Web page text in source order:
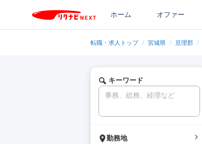
ホーム オファー
転職・求人トップ / 宮城県 / 亘理郡 /
キーワード
勤務地